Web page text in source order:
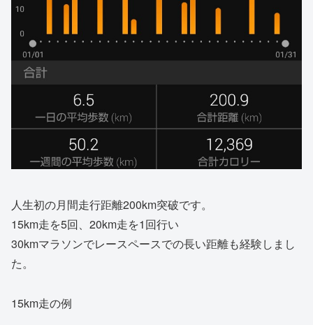
人生初の月間走行距離200km突破です。
15km走を5回、20km走を1回行い
30kmマラソンでレースペースでの長い距離も経験しまし
た。
15km走の例